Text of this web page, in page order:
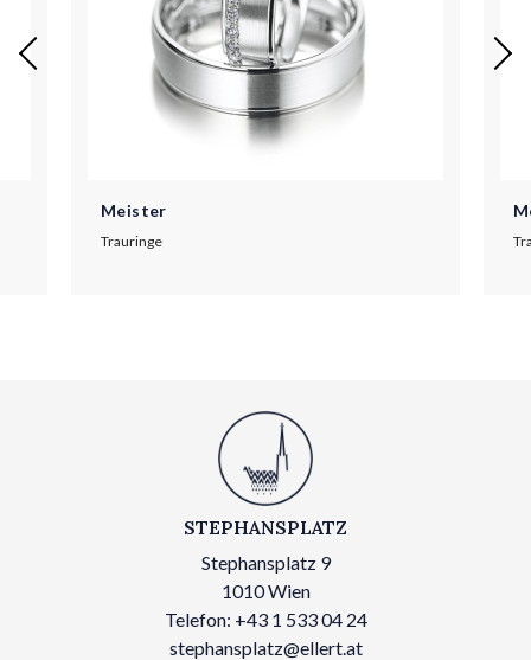
Meister
Trauringe
STEPHANSPLATZ
Stephansplatz 9
1010 Wien
Telefon: +43 1 533 04 24
stephansplatz@ellert.at